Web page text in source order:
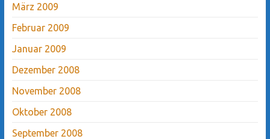
März 2009
Februar 2009
Januar 2009
Dezember 2008
November 2008
Oktober 2008
September 2008